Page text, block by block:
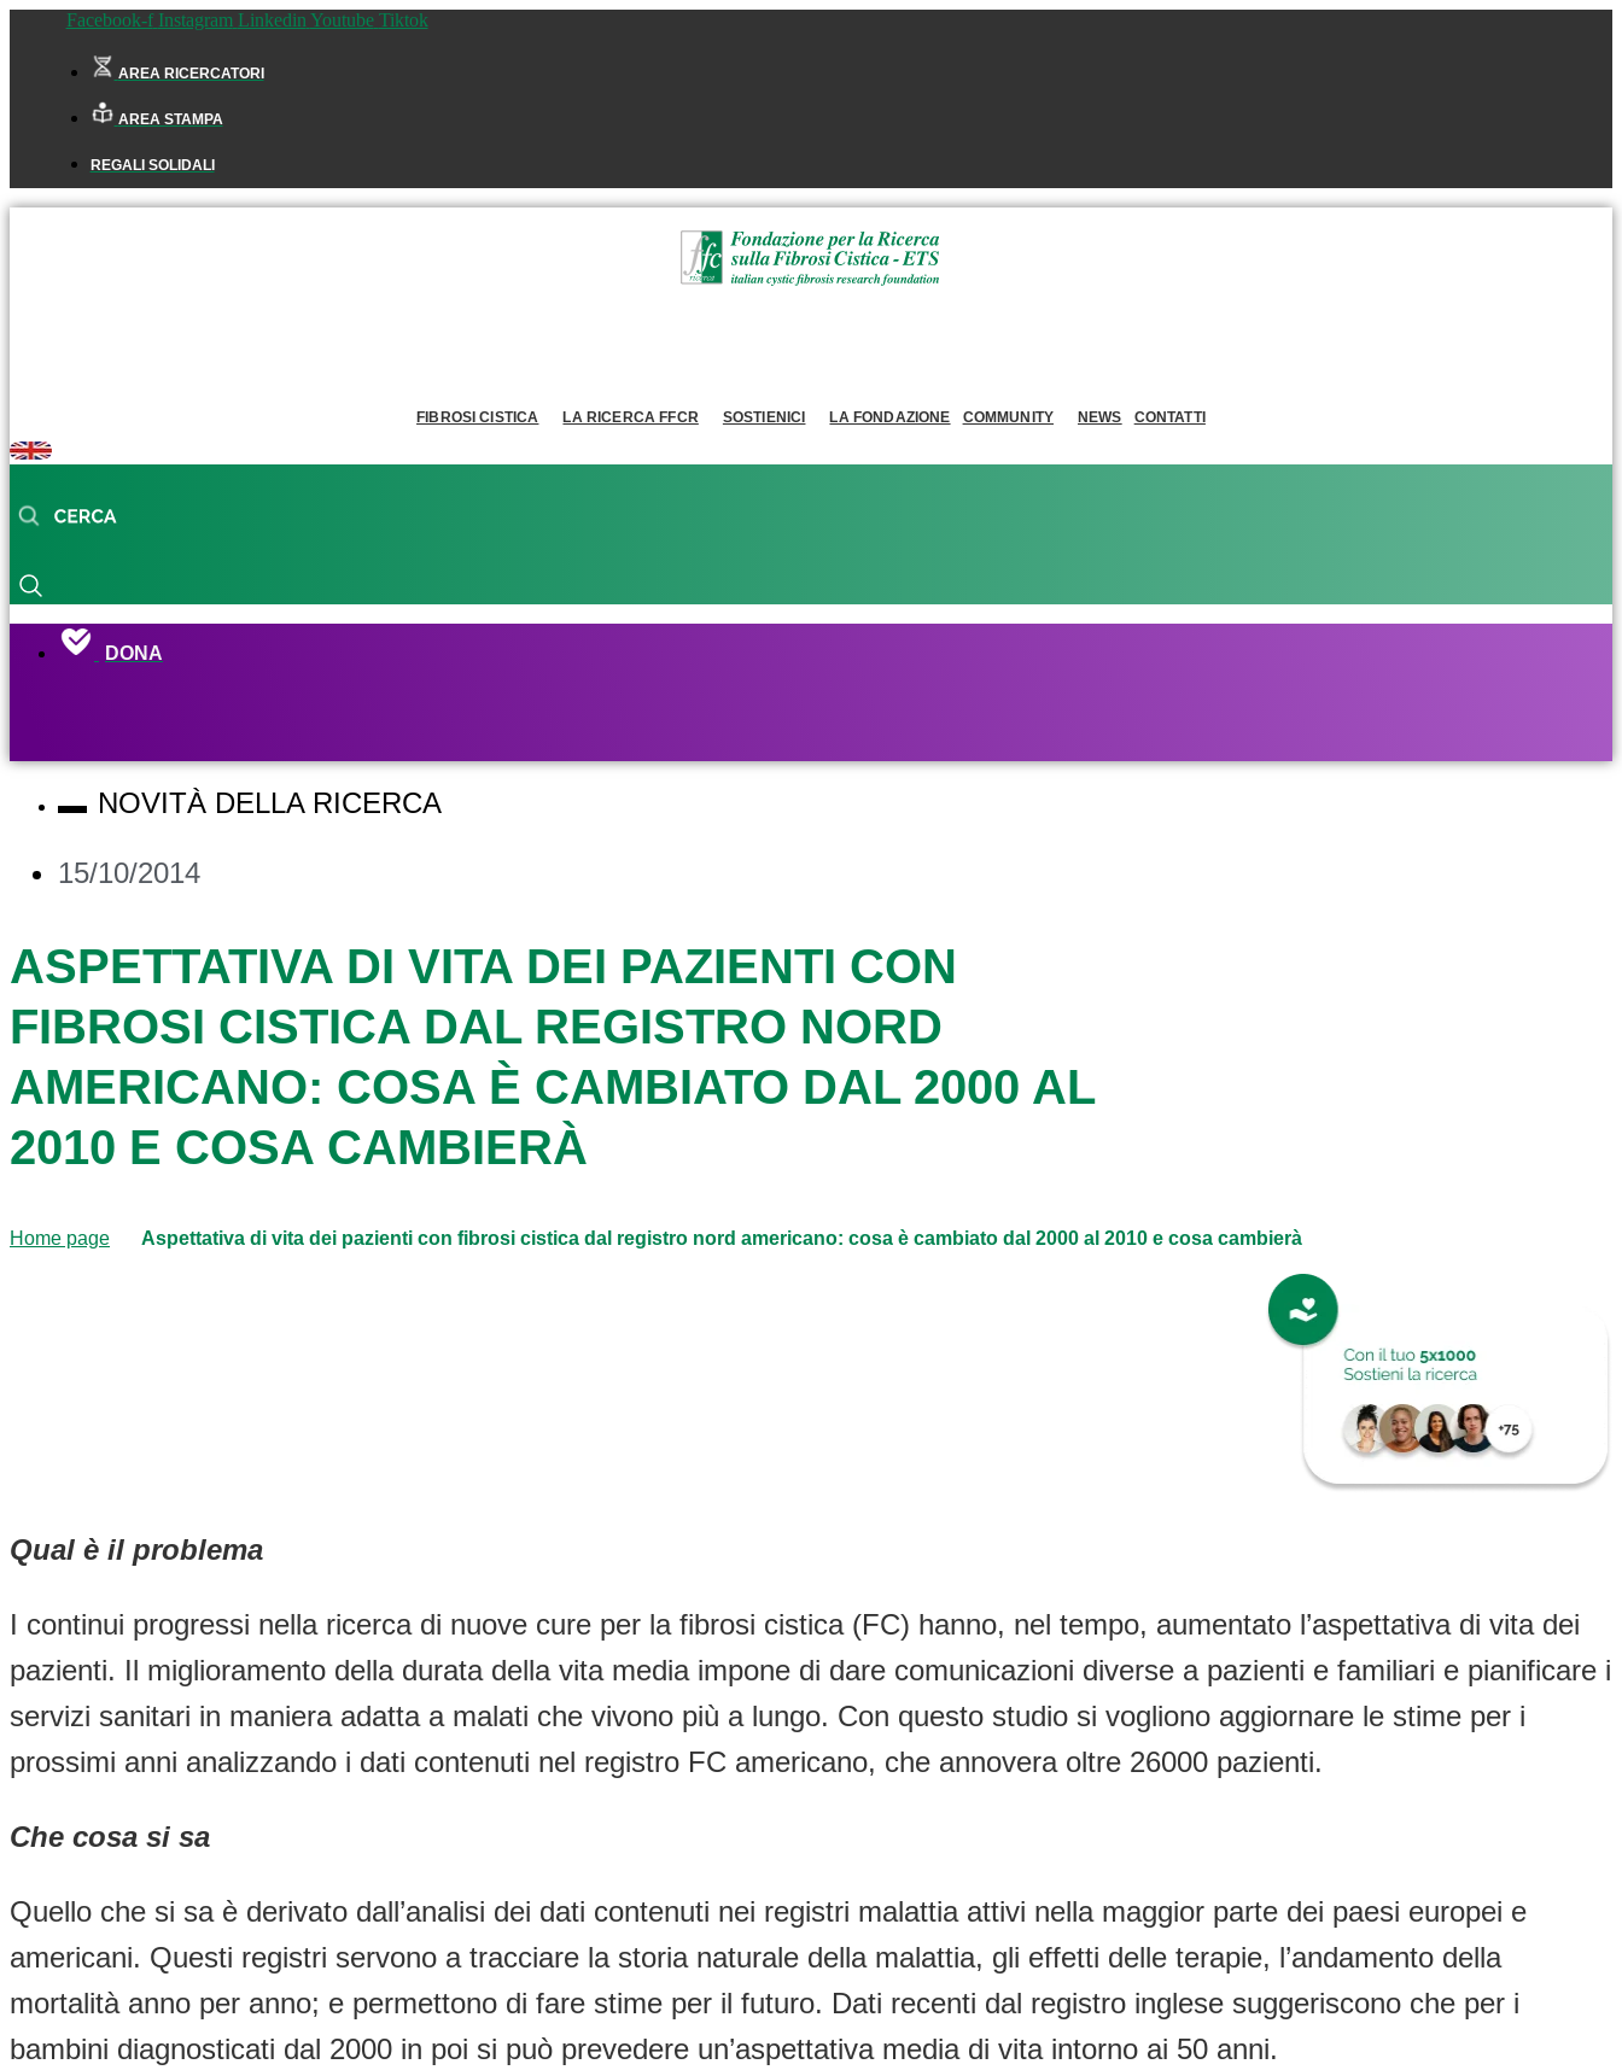
Facebook-f Instagram Linkedin Youtube Tiktok
AREA RICERCATORI
AREA STAMPA
REGALI SOLIDALI
FIBROSI CISTICA LA RICERCA FFCR SOSTIENICI LA FONDAZIONE COMMUNITY NEWS CONTATTI
DONA
NOVITÀ DELLA RICERCA
15/10/2014
ASPETTATIVA DI VITA DEI PAZIENTI CON
FIBROSI CISTICA DAL REGISTRO NORD
AMERICANO: COSA È CAMBIATO DAL 2000 AL
2010 E COSA CAMBIERÀ
Home page Aspettativa di vita dei pazienti con fibrosi cistica dal registro nord americano: cosa è cambiato dal 2000 al 2010 e cosa cambierà
Qual è il problema
I continui progressi nella ricerca di nuove cure per la fibrosi cistica (FC) hanno, nel tempo, aumentato l’aspettativa di vita dei
pazienti. Il miglioramento della durata della vita media impone di dare comunicazioni diverse a pazienti e familiari e pianificare i
servizi sanitari in maniera adatta a malati che vivono più a lungo. Con questo studio si vogliono aggiornare le stime per i
prossimi anni analizzando i dati contenuti nel registro FC americano, che annovera oltre 26000 pazienti.
Che cosa si sa
Quello che si sa è derivato dall’analisi dei dati contenuti nei registri malattia attivi nella maggior parte dei paesi europei e
americani. Questi registri servono a tracciare la storia naturale della malattia, gli effetti delle terapie, l’andamento della
mortalità anno per anno; e permettono di fare stime per il futuro. Dati recenti dal registro inglese suggeriscono che per i
bambini diagnosticati dal 2000 in poi si può prevedere un’aspettativa media di vita intorno ai 50 anni.